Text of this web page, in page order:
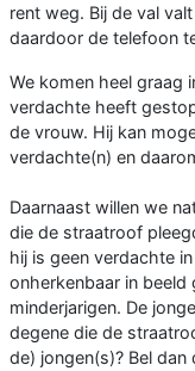
rent weg. Bij de val
daardoor de telefoon
We komen heel graag
verdachte heeft
de vrouw. Hij kan
verdachte(n) en
Daarnaast willen we
die de straatroof
hij is geen verdachte
onherkenbaar in
minderjarigen. De
degene die de
de) jongen(s)? Bel